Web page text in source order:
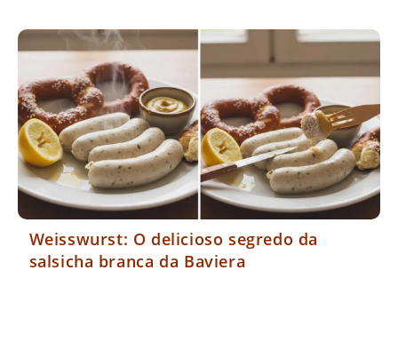
Weisswurst: O delicioso segredo da
salsicha branca da Baviera